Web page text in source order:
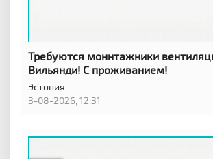
Требуются моннтажники
Вильянди! С проживанием!
Эстония
3-08-2026, 12:31